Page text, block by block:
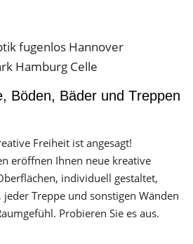
Böden, Bäder und Treppen
Freiheit ist angesagt!
eröffnen Ihnen neue kreative
individuell gestaltet,
Treppe und sonstigen Wänden
Probieren Sie es aus.